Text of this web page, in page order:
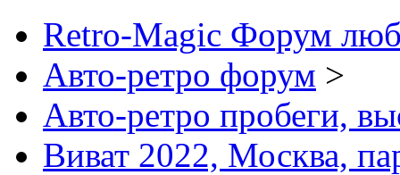
Retro-Magic Форум
Авто-ретро форум >
Авто-ретро пробеги,
Виват 2022, Москва,